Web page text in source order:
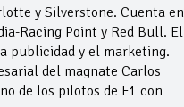
y Silverstone. Cuenta en
Racing Point y Red Bull. El
publicidad y el marketing.
del magnate Carlos
de los pilotos de F1 con